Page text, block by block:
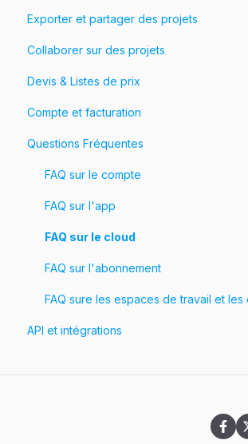
Assembler et modifier un plan d'étage
Ajouter des objets et des objets
Photos, Vidéos et Visites à 360°
Formulaires & Champs
Exporter et partager des projets
Exportez vos projets
Personnaliser les exportations
Partagez vos projets
Collaborer sur des projets
Workspaces et Équipes
Devis & Listes de prix
Compte et facturation
Votre compte
Facturation
Tarification
Questions Fréquentes
FAQ sur le compte
FAQ sur l'app
FAQ sur le cloud
FAQ sur l'abonnement
FAQ sure les espaces de travail et les
API et intégrations